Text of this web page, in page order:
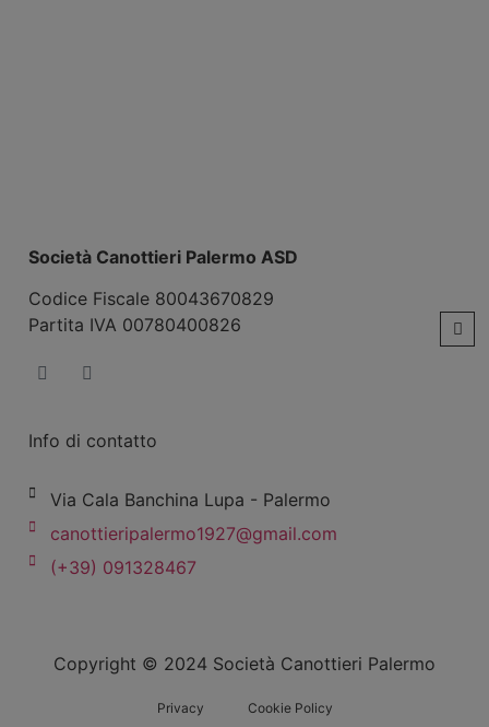
Società Canottieri Palermo ASD
Codice Fiscale 80043670829
Partita IVA 00780400826
Info di contatto
Via Cala Banchina Lupa - Palermo
canottieripalermo1927@gmail.com
(+39) 091328467
Copyright © 2024 Società Canottieri Palermo
Privacy Cookie Policy